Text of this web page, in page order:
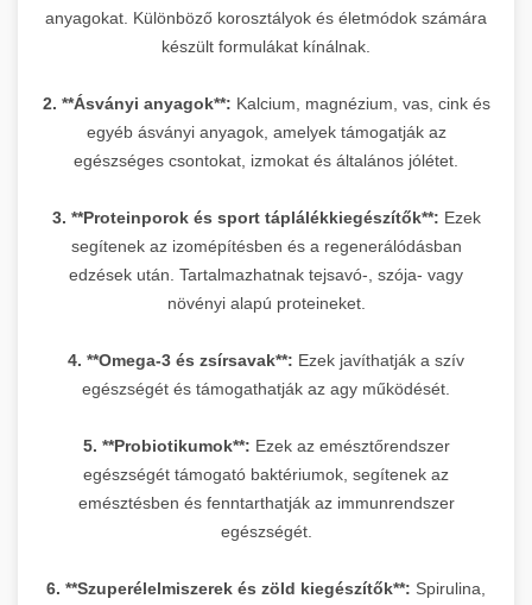
anyagokat. Különböző korosztályok és életmódok számára
készült formulákat kínálnak.
2. **Ásványi anyagok**: Kalcium, magnézium, vas, cink és
egyéb ásványi anyagok, amelyek támogatják az
egészséges csontokat, izmokat és általános jólétet.
3. **Proteinporok és sport táplálékkiegészítők**: Ezek
segítenek az izomépítésben és a regenerálódásban
edzések után. Tartalmazhatnak tejsavó-, szója- vagy
növényi alapú proteineket.
4. **Omega-3 és zsírsavak**: Ezek javíthatják a szív
egészségét és támogathatják az agy működését.
5. **Probiotikumok**: Ezek az emésztőrendszer
egészségét támogató baktériumok, segítenek az
emésztésben és fenntarthatják az immunrendszer
egészségét.
6. **Szuperélelmiszerek és zöld kiegészítők**: Spirulina,